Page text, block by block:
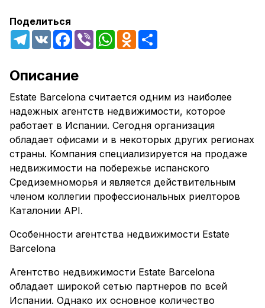
Поделиться
Telegram
VK Facebook
Viber WhatsAppOdnoklassniki
Описание
Estate Barcelona считается одним из наиболее
надежных агентств недвижимости, которое
работает в Испании. Сегодня организация
обладает офисами и в некоторых других регионах
страны. Компания специализируется на продаже
недвижимости на побережье испанского
Средиземноморья и является действительным
членом коллегии профессиональных риелторов
Каталонии API.
Особенности агентства недвижимости Estate
Barcelona
Агентство недвижимости Estate Barcelona
обладает широкой сетью партнеров по всей
Испании. Однако их основное количество